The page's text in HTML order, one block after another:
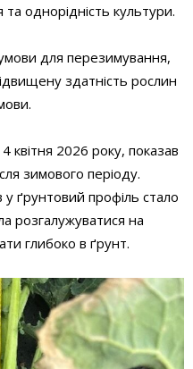
однорідність культури.
для перезимування,
здатність рослин
2026 року, показав
зимового періоду.
ґрунтовий профіль стало
розгалужуватися на
глибоко в ґрунт.